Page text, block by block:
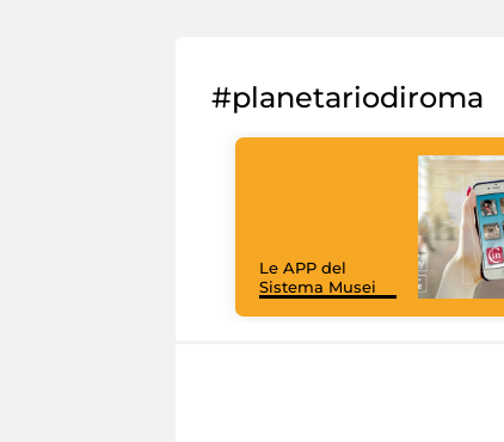
#planetariodiroma
Le APP del
Sistema Musei